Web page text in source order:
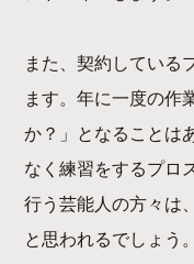
また、契約している
ます。年に一度の作
か？」となることは
なく練習をするプロ
行う芸能人の方々は
と思われるでしょう